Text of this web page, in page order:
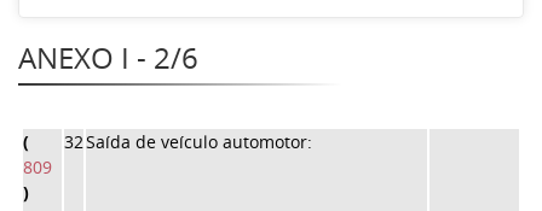
ANEXO I - 2/6
(
809
)
32Saída de veículo automotor: